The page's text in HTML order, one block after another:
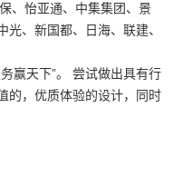
、怡亚通、中集集团、景
、新国都、日海、联建、
赢天下”。 尝试做出具有行
的，优质体验的设计，同时